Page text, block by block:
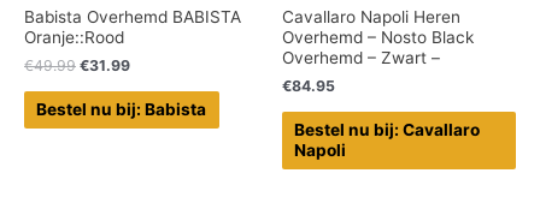
Babista Overhemd BABISTA
Oranje::Rood
€49.99 €31.99
Bestel nu bij: Babista
Cavallaro Napoli Heren
Overhemd – Nosto Black
Overhemd – Zwart –
€84.95
Bestel nu bij: Cavallaro
Napoli